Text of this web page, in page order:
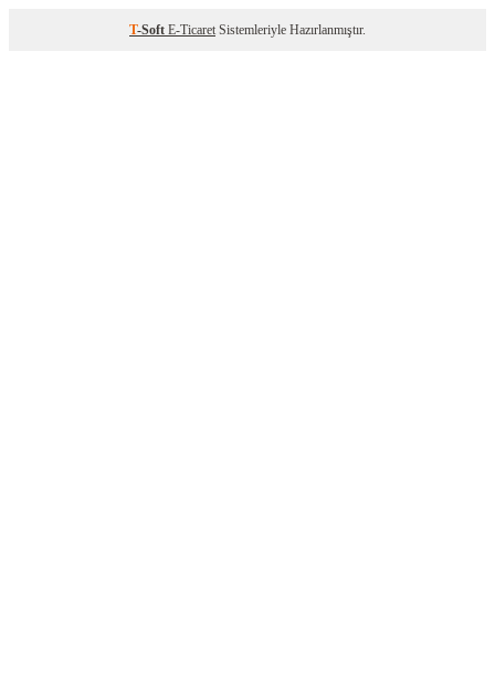
T-Soft E-Ticaret Sistemleriyle Hazırlanmıştır.